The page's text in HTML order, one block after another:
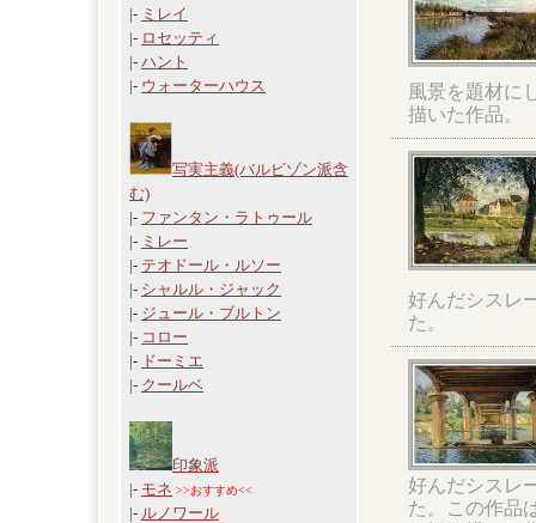
|- ミレイ
|- ロセッティ
|- ハント
|- ウォーターハウス
写実主義(バルビゾン派含
む)
|- ファンタン・ラトゥール
|- ミレー
|- テオドール・ルソー
|- シャルル・ジャック
|- ジュール・ブルトン
|- コロー
|- ドーミエ
|- クールベ
印象派
|- モネ >>おすすめ<<
|- ルノワール
風景を題材に
描いた作品。
好んだシスレ
た。
好んだシスレ
た。この作品